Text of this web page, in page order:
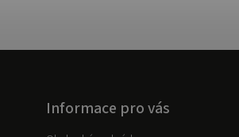
Informace pro vás